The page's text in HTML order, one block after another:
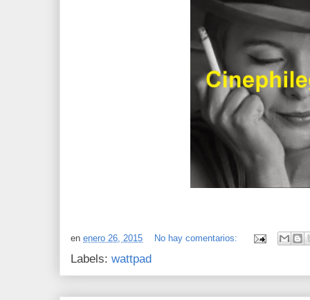
en enero 26, 2015 No hay comentarios:
Labels: wattpad